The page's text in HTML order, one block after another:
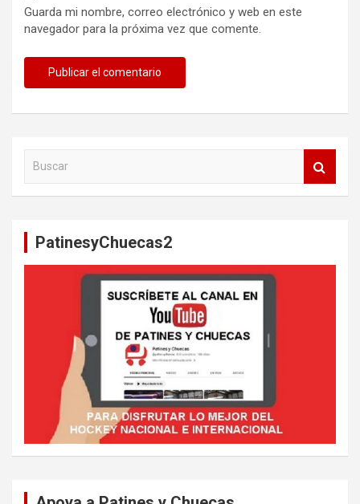
Guarda mi nombre, correo electrónico y web en este
navegador para la próxima vez que comente.
PatinesyChuecas2